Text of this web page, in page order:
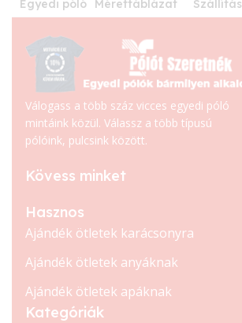
Egyedi póló Mérettáblázat Szállítás
Válogass a több száz vicces egyedi póló
mintáink közül. Válassz a több típusú
pólóink, pulcsink között.
Kövess minket
Hasznos
Ajándék ötletek karácsonyra
Ajándék ötletek anyáknak
Ajándék ötletek apáknak
Kategóriák